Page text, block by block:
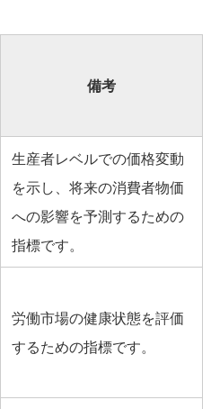
備考
生産者レベルでの価格変動
を示し、将来の消費者物価
への影響を予測するための
指標です。
労働市場の健康状態を評価
するための指標です。